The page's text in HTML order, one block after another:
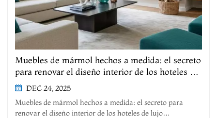
Muebles de mármol hechos a medida: el secreto
para renovar el diseño interior de los hoteles de
lujo estadounidenses.
DEC 24, 2025
Muebles de mármol hechos a medida: el secreto para
renovar el diseño interior de los hoteles de lujo